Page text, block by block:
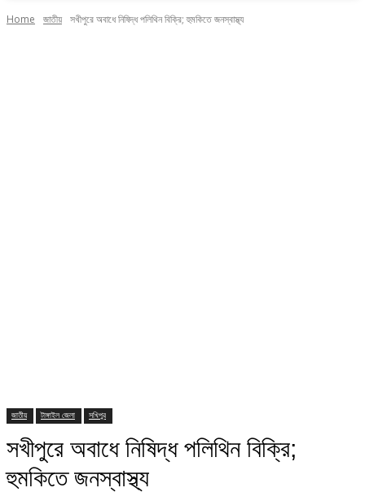
Home জাতীয় সখীপুরে অবাধে নিষিদ্ধ পলিথিন বিক্রি; হুমকিতে জনস্বাস্থ্য
জাতীয় টাঙ্গাইল জেলা সখিপুর
সখীপুরে অবাধে নিষিদ্ধ পলিথিন বিক্রি;
হুমকিতে জনস্বাস্থ্য